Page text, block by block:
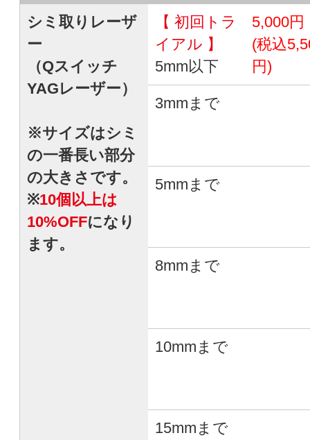
シミ取りレーザ
ー
（Qスイッチ
YAGレーザー）
※サイズはシミ
の一番長い部分
の大きさです。
※10個以上は
10%OFFになり
ます。
【 初回トラ
イアル 】
5mm以下
5,000円
(税込
円)
3mmまで
5mmまで
8mmまで
10mmまで
15mmまで